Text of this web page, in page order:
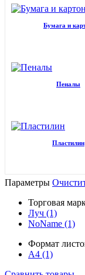
Бумага и
Пеналы
Пластилин
Параметры
Торговая
Луч (1)
NoName (1)
Формат
А4 (1)